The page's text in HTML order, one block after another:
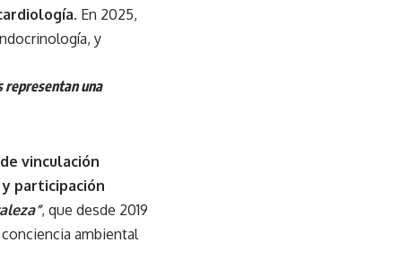
. En 2025,
y
representan una
vinculación
participación
, que desde 2019
ambiental